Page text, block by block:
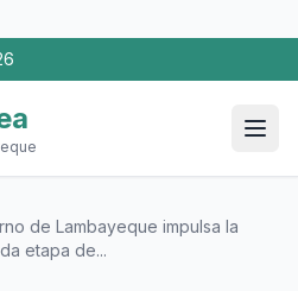
de Lambayeque impulsa la
etapa de...